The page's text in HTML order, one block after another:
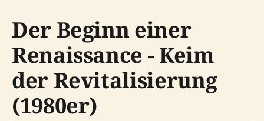
Der Beginn einer
Renaissance - Keim
der Revitalisierung
(1980er)